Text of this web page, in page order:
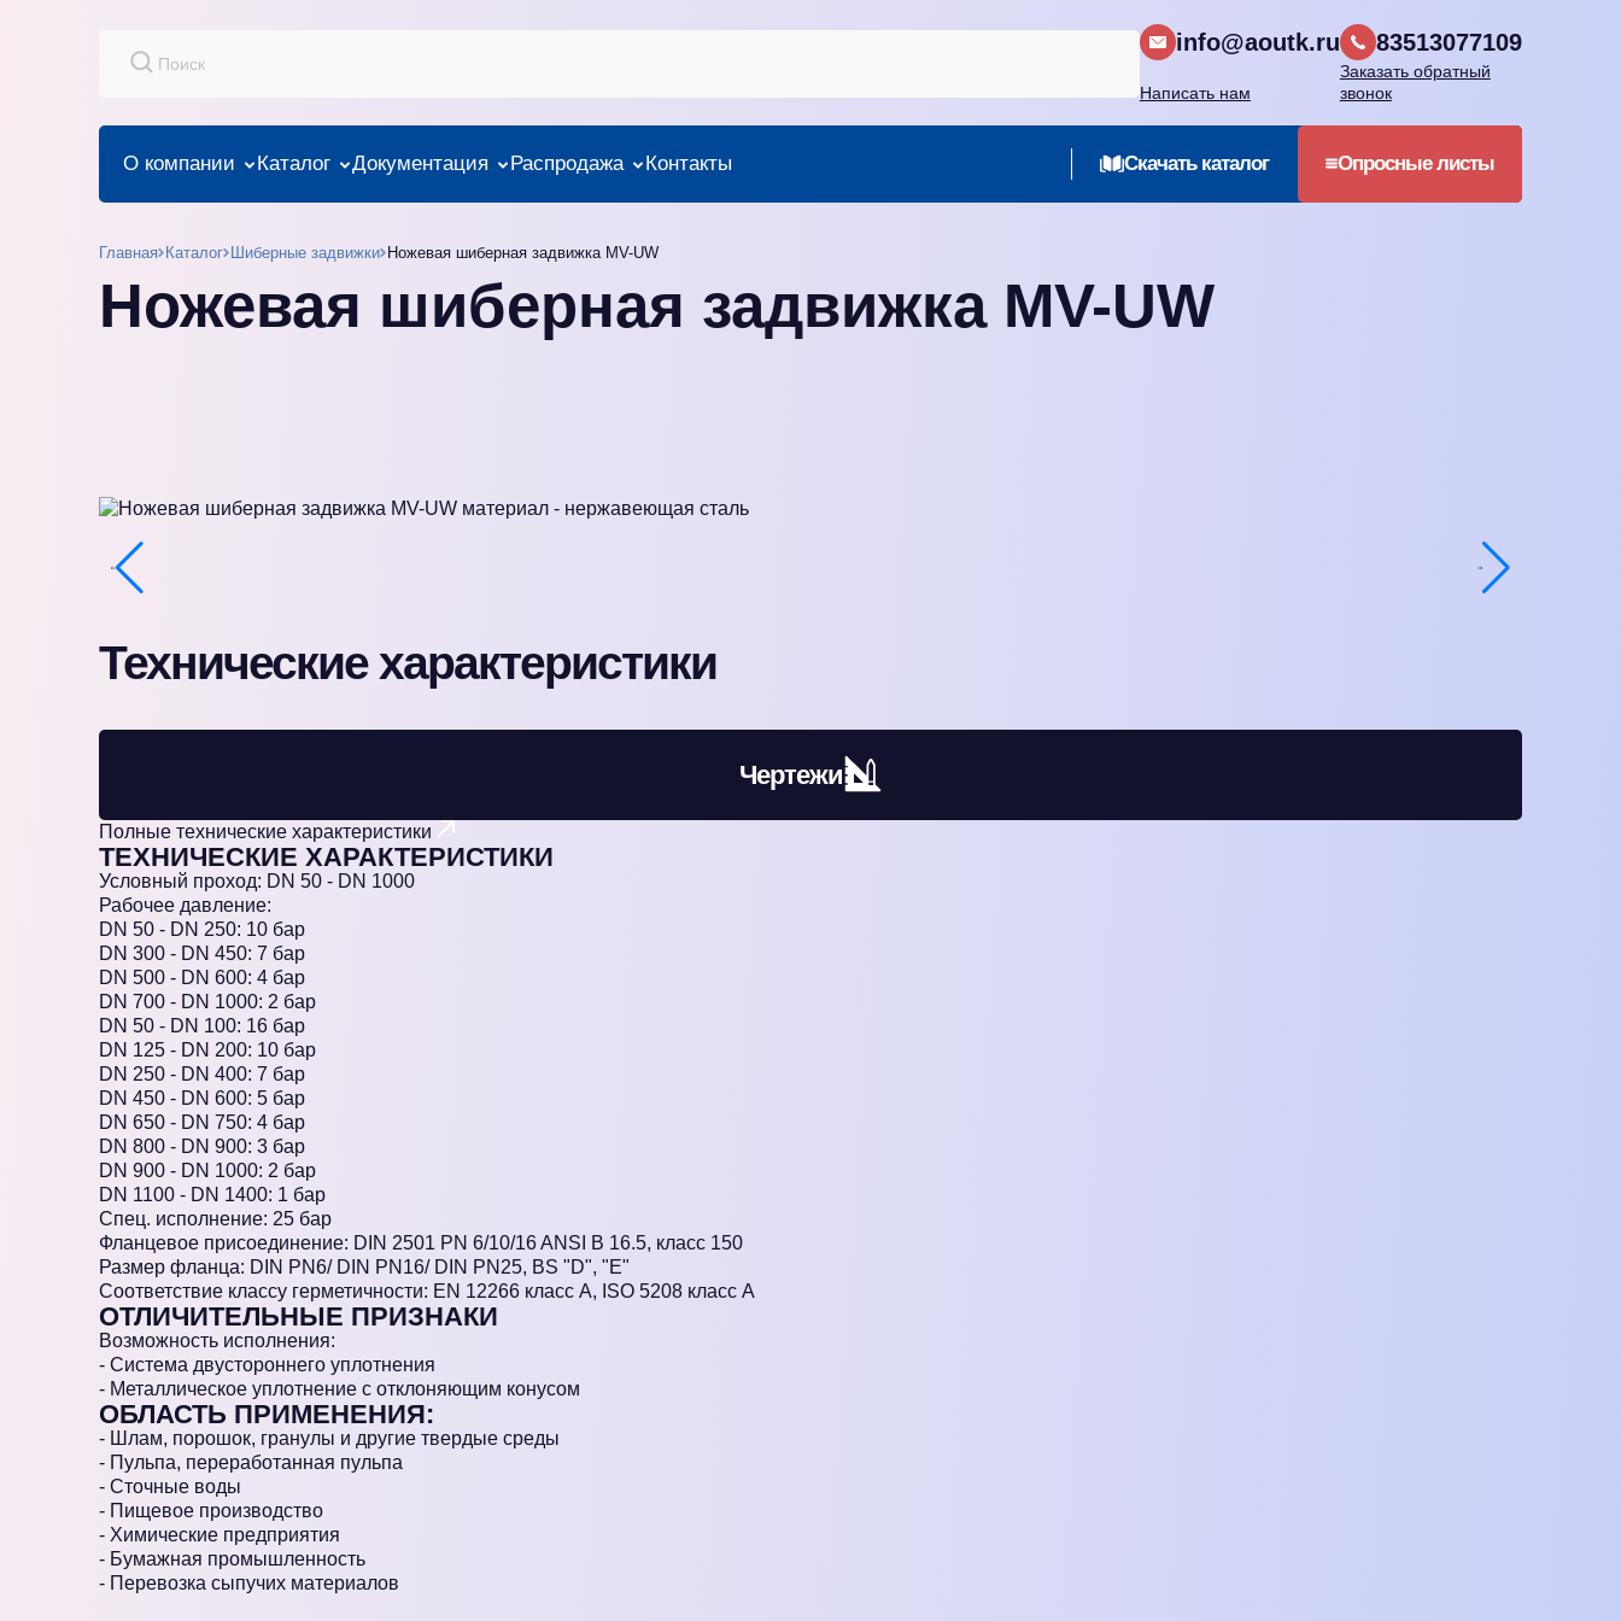
info@aoutk.ru
Написать нам
83513077109
Заказать обратный
звонок
О компании Каталог Документация Распродажа Контакты Cкачать каталог Опросные листы
Главная Каталог Шиберные задвижки Ножевая шиберная задвижка MV-UW
Ножевая шиберная задвижка MV-UW
Технические характеристики
Чертежи
Полные технические характеристики
ТЕХНИЧЕСКИЕ ХАРАКТЕРИСТИКИ
Условный проход: DN 50 - DN 1000
Рабочее давление:
DN 50 - DN 250: 10 бар
DN 300 - DN 450: 7 бар
DN 500 - DN 600: 4 бар
DN 700 - DN 1000: 2 бар
DN 50 - DN 100: 16 бар
DN 125 - DN 200: 10 бар
DN 250 - DN 400: 7 бар
DN 450 - DN 600: 5 бар
DN 650 - DN 750: 4 бар
DN 800 - DN 900: 3 бар
DN 900 - DN 1000: 2 бар
DN 1100 - DN 1400: 1 бар
Спец. исполнение: 25 бар
Фланцевое присоединение: DIN 2501 PN 6/10/16 ANSI B 16.5, класс 150
Размер фланца: DIN PN6/ DIN PN16/ DIN PN25, BS "D", "E"
Соответствие классу герметичности: EN 12266 класс А, ISO 5208 класс А
ОТЛИЧИТЕЛЬНЫЕ ПРИЗНАКИ
Возможность исполнения:
- Система двустороннего уплотнения
- Металлическое уплотнение с отклоняющим конусом
ОБЛАСТЬ ПРИМЕНЕНИЯ:
- Шлам, порошок, гранулы и другие твердые среды
- Пульпа, переработанная пульпа
- Сточные воды
- Пищевое производство
- Химические предприятия
- Бумажная промышленность
- Перевозка сыпучих материалов